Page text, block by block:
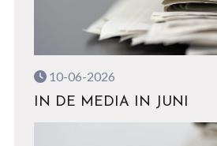
10-06-2026
IN DE MEDIA IN JUNI